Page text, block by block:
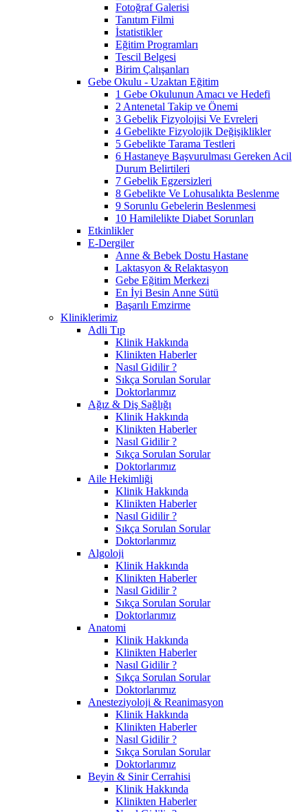
Fotoğraf Galerisi
Tanıtım Filmi
İstatistikler
Eğitim Programları
Tescil Belgesi
Birim Çalışanları
Gebe Okulu - Uzaktan Eğitim
1 Gebe Okulunun Amacı ve Hedefi
2 Antenetal Takip ve Önemi
3 Gebelik Fizyolojisi Ve Evreleri
4 Gebelikte Fizyolojik Değişiklikler
5 Gebelikte Tarama Testleri
6 Hastaneye Başvurulması Gereken Acil
Durum Belirtileri
7 Gebelik Egzersizleri
8 Gebelikte Ve Lohusalıkta Beslenme
9 Sorunlu Gebelerin Beslenmesi
10 Hamilelikte Diabet Sorunları
Etkinlikler
E-Dergiler
Anne & Bebek Dostu Hastane
Laktasyon & Relaktasyon
Gebe Eğitim Merkezi
En İyi Besin Anne Sütü
Başarılı Emzirme
Kliniklerimiz
Adli Tıp
Klinik Hakkında
Klinikten Haberler
Nasıl Gidilir ?
Sıkça Sorulan Sorular
Doktorlarımız
Ağız & Diş Sağlığı
Klinik Hakkında
Klinikten Haberler
Nasıl Gidilir ?
Sıkça Sorulan Sorular
Doktorlarımız
Aile Hekimliği
Klinik Hakkında
Klinikten Haberler
Nasıl Gidilir ?
Sıkça Sorulan Sorular
Doktorlarımız
Algoloji
Klinik Hakkında
Klinikten Haberler
Nasıl Gidilir ?
Sıkça Sorulan Sorular
Doktorlarımız
Anatomi
Klinik Hakkında
Klinikten Haberler
Nasıl Gidilir ?
Sıkça Sorulan Sorular
Doktorlarımız
Anesteziyoloji & Reanimasyon
Klinik Hakkında
Klinikten Haberler
Nasıl Gidilir ?
Sıkça Sorulan Sorular
Doktorlarımız
Beyin & Sinir Cerrahisi
Klinik Hakkında
Klinikten Haberler